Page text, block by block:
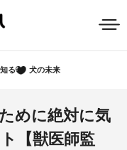
る 犬の未来
めに絶対に気
【獣医師監